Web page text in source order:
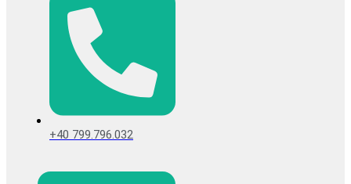
+40 799.796.032